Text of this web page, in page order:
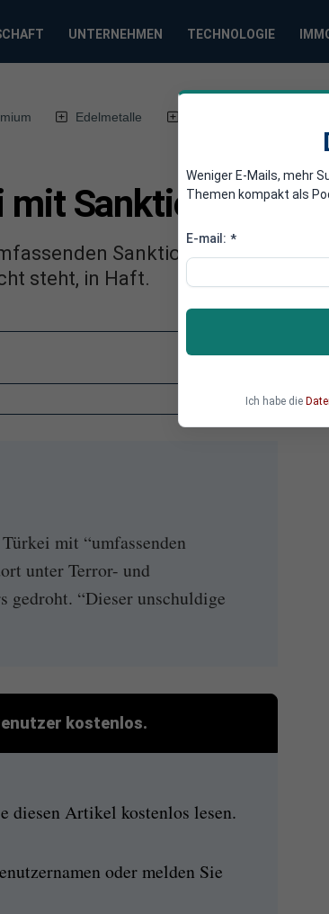
UNTERNEHMEN TECHNOLOGIE
Edelmetalle
mit Sanktionen
Sanktionen”. In der
steht, in Haft.
mit “umfassenden
unter Terror- und
gedroht. “Dieser unschuldige
kostenlos.
diesen Artikel kostenlos lesen.
oder melden Sie
Weniger E-Mails, mehr
Themen kompakt als
E-mail: *
Ich habe die